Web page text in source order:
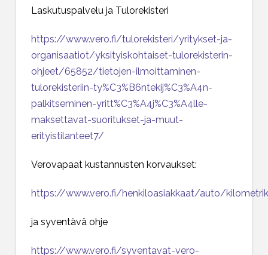
Laskutuspalvelu ja Tulorekisteri
https://www.vero.fi/tulorekisteri/yritykset-ja-
organisaatiot/yksityiskohtaiset-tulorekisterin-
ohjeet/65852/tietojen-ilmoittaminen-
tulorekisteriin-ty%C3%B6ntekij%C3%A4n-
palkitseminen-yritt%C3%A4j%C3%A4lle-
maksettavat-suoritukset-ja-muut-
erityistilanteet7/
Verovapaat kustannusten korvaukset:
https://www.vero.fi/henkiloasiakkaat/auto/
ja syventävä ohje
https://www.vero.fi/syventavat-vero-